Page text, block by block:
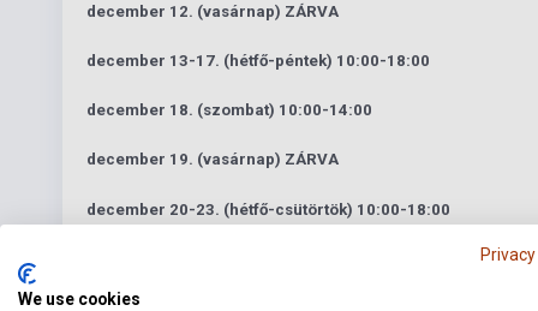
december 12. (vasárnap) ZÁRVA
december 13-17. (hétfő-péntek) 10:00-18:00
december 18. (szombat) 10:00-14:00
december 19. (vasárnap) ZÁRVA
december 20-23. (hétfő-csütörtök) 10:00-18:00
We use cookies